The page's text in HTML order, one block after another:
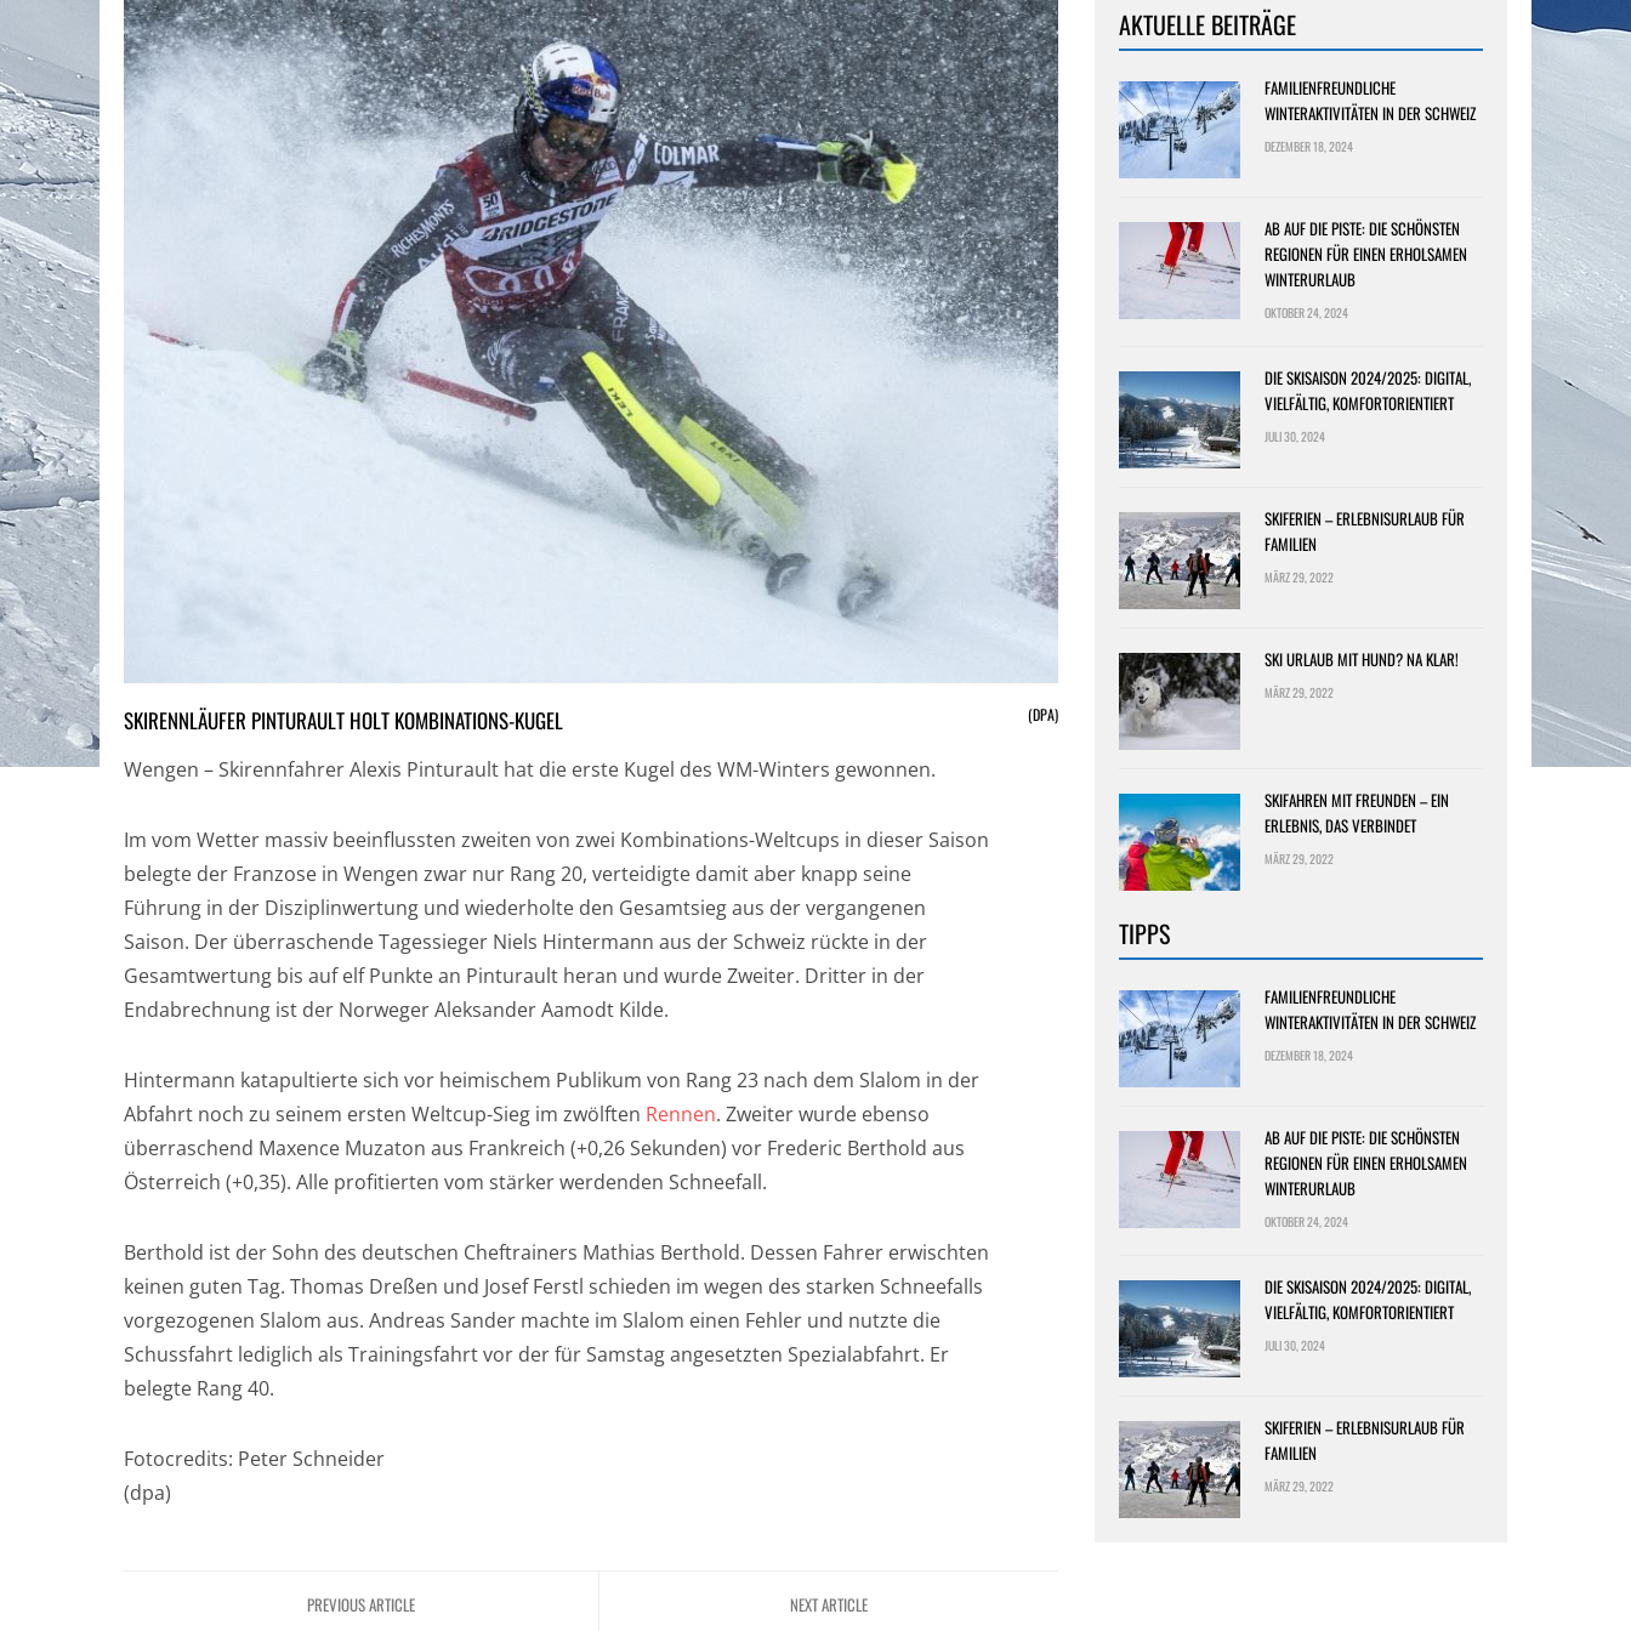
SKIRENNLÄUFER PINTURAULT HOLT KOMBINATIONS-KUGEL (DPA)
Wengen – Skirennfahrer Alexis Pinturault hat die erste Kugel des WM-Winters gewonnen.
Im vom Wetter massiv beeinflussten zweiten von zwei Kombinations-Weltcups in dieser Saison
belegte der Franzose in Wengen zwar nur Rang 20, verteidigte damit aber knapp seine
Führung in der Disziplinwertung und wiederholte den Gesamtsieg aus der vergangenen
Saison. Der überraschende Tagessieger Niels Hintermann aus der Schweiz rückte in der
Gesamtwertung bis auf elf Punkte an Pinturault heran und wurde Zweiter. Dritter in der
Endabrechnung ist der Norweger Aleksander Aamodt Kilde.
Hintermann katapultierte sich vor heimischem Publikum von Rang 23 nach dem Slalom in der
Abfahrt noch zu seinem ersten Weltcup-Sieg im zwölften Rennen. Zweiter wurde ebenso
überraschend Maxence Muzaton aus Frankreich (+0,26 Sekunden) vor Frederic Berthold aus
Österreich (+0,35). Alle profitierten vom stärker werdenden Schneefall.
Berthold ist der Sohn des deutschen Cheftrainers Mathias Berthold. Dessen Fahrer erwischten
keinen guten Tag. Thomas Dreßen und Josef Ferstl schieden im wegen des starken Schneefalls
vorgezogenen Slalom aus. Andreas Sander machte im Slalom einen Fehler und nutzte die
Schussfahrt lediglich als Trainingsfahrt vor der für Samstag angesetzten Spezialabfahrt. Er
belegte Rang 40.
Fotocredits: Peter Schneider
(dpa)
PREVIOUS ARTICLE NEXT ARTICLE
AKTUELLE BEITRÄGE
FAMILIENFREUNDLICHE
WINTERAKTIVITÄTEN IN DER SCHWEIZ
DEZEMBER 18, 2024
AB AUF DIE PISTE: DIE SCHÖNSTEN
REGIONEN FÜR EINEN ERHOLSAMEN
WINTERURLAUB
OKTOBER 24, 2024
DIE SKISAISON 2024/2025: DIGITAL,
VIELFÄLTIG, KOMFORTORIENTIERT
JULI 30, 2024
SKIFERIEN – ERLEBNISURLAUB FÜR
FAMILIEN
MÄRZ 29, 2022
SKI URLAUB MIT HUND? NA KLAR!
MÄRZ 29, 2022
SKIFAHREN MIT FREUNDEN – EIN
ERLEBNIS, DAS VERBINDET
MÄRZ 29, 2022
TIPPS
FAMILIENFREUNDLICHE
WINTERAKTIVITÄTEN IN DER SCHWEIZ
DEZEMBER 18, 2024
AB AUF DIE PISTE: DIE SCHÖNSTEN
REGIONEN FÜR EINEN ERHOLSAMEN
WINTERURLAUB
OKTOBER 24, 2024
DIE SKISAISON 2024/2025: DIGITAL,
VIELFÄLTIG, KOMFORTORIENTIERT
JULI 30, 2024
SKIFERIEN – ERLEBNISURLAUB FÜR
FAMILIEN
MÄRZ 29, 2022